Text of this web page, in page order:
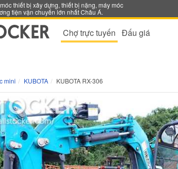
thiết bị xây dựng, thiết bị nặng, máy móc
tiện vận chuyển lớn nhất Châu Á.
Chợ trực tuyến Đấu giá
mini KUBOTA KUBOTA RX-306